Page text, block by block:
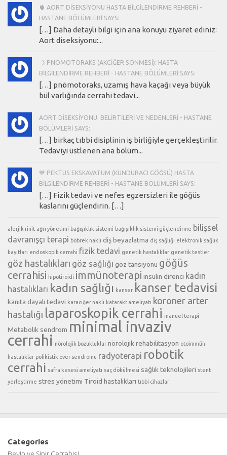
🫀 AORT DISEKSIYONU HASTA BILGILENDIRME REHBERI -
HASTANE BÖLÜMLERI SAYS:
[…] Daha detaylı bilgi için ana konuyu ziyaret ediniz:
Aort diseksiyonu:...
💨 PNÖMOTORAKS (AKCIĞER SÖNMESI): HASTA
BILGILENDIRME REHBERI - HASTANE BÖLÜMLERI SAYS:
[…] pnömotoraks, uzamış hava kaçağı veya büyük
bül varlığında cerrahi tedavi...
AORT DISEKSIYONU: BELIRTILERI VE NEDENLERI - HASTANE
BÖLÜMLERI SAYS:
[…] birkaç tıbbi disiplinin iş birliğiyle gerçekleştirilir.
Tedaviyi üstlenen ana bölüm...
💙 PEKTUS EKSKAVATUM (KUNDURACI GÖĞSÜ) HASTA
BILGILENDIRME REHBERI - HASTANE BÖLÜMLERI SAYS:
[…] Fizik tedavi ve nefes egzersizleri ile göğüs
kaslarını güçlendirin. […]
alerjik rinit ağrı yönetimi bağışıklık sistemi bağışıklık sistemi güçlendirme bilişsel
davranışçı terapi böbrek nakli diş beyazlatma diş sağlığı elektronik sağlık
kayıtları endoskopik cerrahi fizik tedavi genetik hastalıklar genetik testler
göz hastalıkları göz sağlığı göz tansiyonu göğüs
cerrahisi hipotiroidi immünoterapi insülin direnci kadın
hastalıkları kadın sağlığı kanser kanser tedavisi
kanıta dayalı tedavi karaciğer nakli katarakt ameliyatı koroner arter
hastalığı laparoskopik cerrahi manuel terapi
Metabolik sendrom minimal invaziv
cerrahi nörolojik bozukluklar nörolojik rehabilitasyon otoimmün
hastalıklar polikistik over sendromu radyoterapi robotik
cerrahi safra kesesi ameliyatı saç dökülmesi sağlık teknolojileri stent
yerleştirme stres yönetimi Tiroid hastalıkları tıbbi cihazlar
Categories